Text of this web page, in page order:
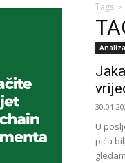
Tags
Analiza
U
pića